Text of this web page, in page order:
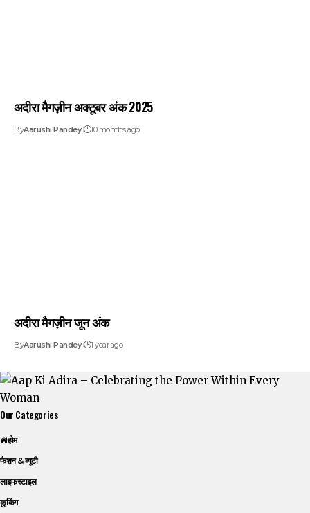
अदीरा मैगज़ीन अक्टूबर अंक 2025
ByAarushi Pandey 10 months ago
अदीरा मैगज़ीन जून अंक
ByAarushi Pandey 1 year ago
Our Categories
होम
फैशन & ब्यूटी
लाइफस्टाइल
कुकिंग